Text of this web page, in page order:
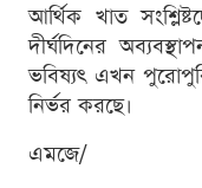
আর্থিক খাত
দীর্ঘদিনের
ভবিষ্যৎ এখন পুরোপুরি
নির্ভর করছে।
এমজে/